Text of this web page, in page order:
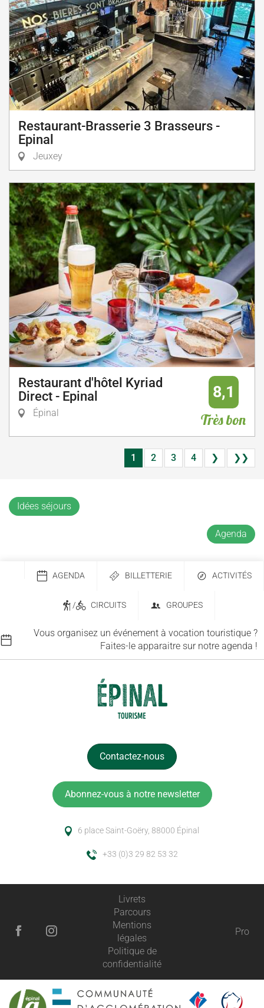
Restaurant-Brasserie 3 Brasseurs -
Epinal
Jeuxey
Restaurant d'hôtel Kyriad
Direct - Epinal
Épinal
8,1
Très bon
1 2 3 4 ❯ ❯❯
Idées séjours
Agenda
AGENDA BILLETTERIE ACTIVITÉS
/ CIRCUITS GROUPES
Vous organisez un événement à vocation touristique ?
Faites-le apparaitre sur notre agenda !
Contactez-nous
Abonnez-vous à notre newsletter
6 place Saint-Goëry, 88000 Épinal
+33 (0)3 29 82 53 32
Livrets
Parcours
Mentions
légales
Politique de
confidentialité
Pro